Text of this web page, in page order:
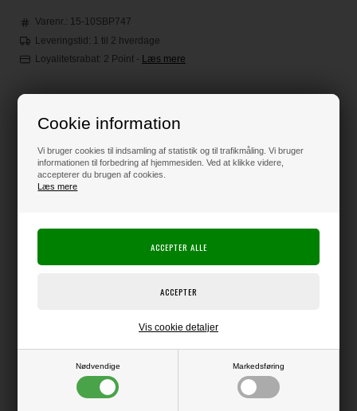
Cookie information
Vi bruger cookies til indsamling af statistik og til trafikmåling. Vi bruger
informationen til forbedring af hjemmesiden. Ved at klikke videre,
accepterer du brugen af cookies.
Læs mere
Nødvendige Markedsføring
Vis cookie detaljer
Varenr.: 15-10SBP747
Leveringstid: 1 til 2 hverdage
Loyalitetsrabat: 2 Point - Læs mere
65,00DKK
Klik her for pris inkl. fragt
Pakke med 8 ark papir i str. 30x30 cm.